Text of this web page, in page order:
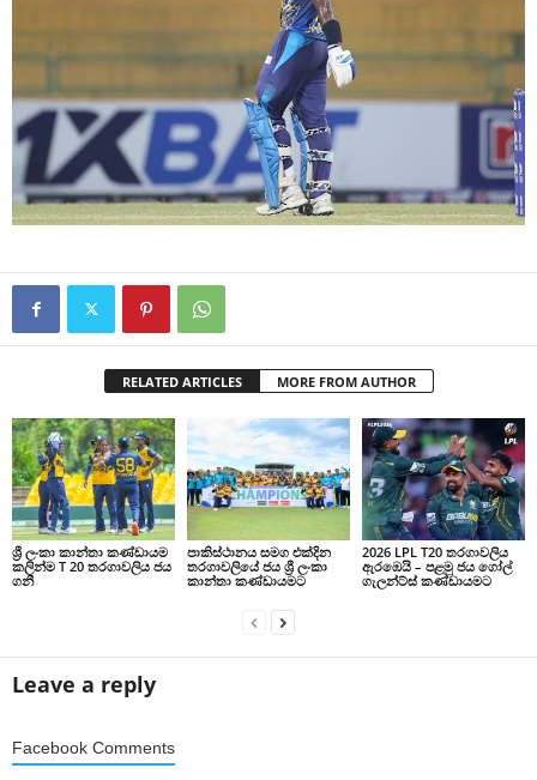
RELATED ARTICLES MORE FROM AUTHOR
ශ්‍රී ලංකා කාන්තා කණ්ඩායම
කලින්ම T 20 තරගාවලිය ජය
ගනී
පාකිස්ථානය සමග එක්දින
තරගාවලියේ ජය ශ්‍රී ලංකා
කාන්තා කණ්ඩායමට
2026 LPL T20 තරගාවලිය
ඇරඹෙයි – පළමු ජය ගෝල්
ගැලන්ට්ස් කණ්ඩායමට
Leave a reply
Facebook Comments